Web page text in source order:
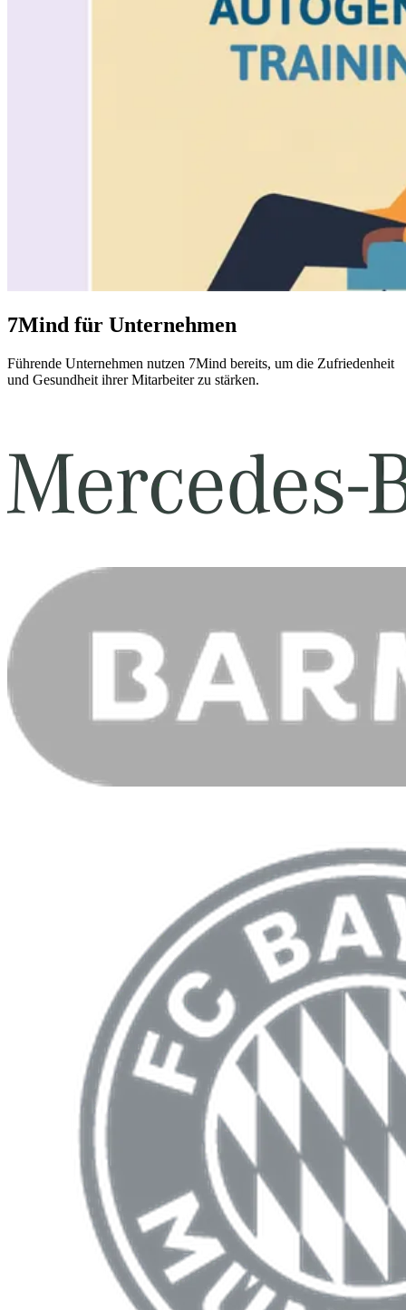
7Mind für Unternehmen
Führende Unternehmen nutzen 7Mind bereits, um die Zufriedenheit
und Gesundheit ihrer Mitarbeiter zu stärken.